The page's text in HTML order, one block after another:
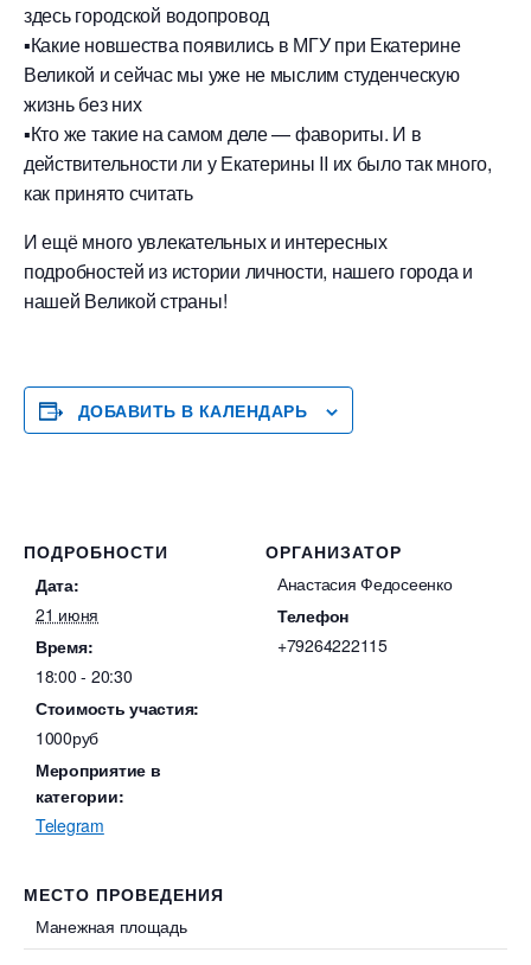
здесь городской водопровод
▪️Какие новшества появились в МГУ при Екатерине
Великой и сейчас мы уже не мыслим студенческую
жизнь без них
▪️Кто же такие на самом деле — фавориты. И в
действительности ли у Екатерины II их было так много,
как принято считать
И ещё много увлекательных и интересных
подробностей из истории личности, нашего города и
нашей Великой страны!
ДОБАВИТЬ В КАЛЕНДАРЬ
ПОДРОБНОСТИ
Дата:
21 июня
Время:
18:00 - 20:30
Стоимость участия:
1000руб
Мероприятие в
категории:
Telegram
МЕСТО ПРОВЕДЕНИЯ
Манежная площадь
ОРГАНИЗАТОР
Анастасия Федосеенко
Телефон
+79264222115